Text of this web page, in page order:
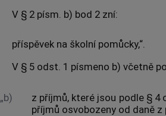
V § 2 písm. b) bod 2 zní:
příspěvek na školní pomůcky,“.
V § 5 odst. 1 písmeno b) včetně
„b)
z příjmů, které jsou podle § 4
příjmů osvobozeny od daně z